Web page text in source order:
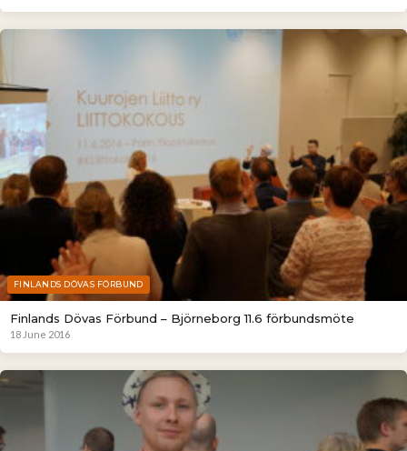
FINLANDS DÖVAS FÖRBUND
Finlands Dövas Förbund – Björneborg 11.6 förbundsmöte
18 June 2016